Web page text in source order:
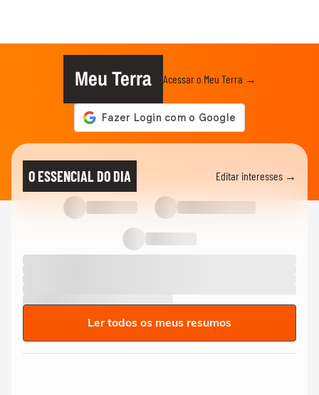
Meu Terra Acessar o Meu Terra →
O ESSENCIAL DO DIA Editar interesses →
Ler todos os meus resumos